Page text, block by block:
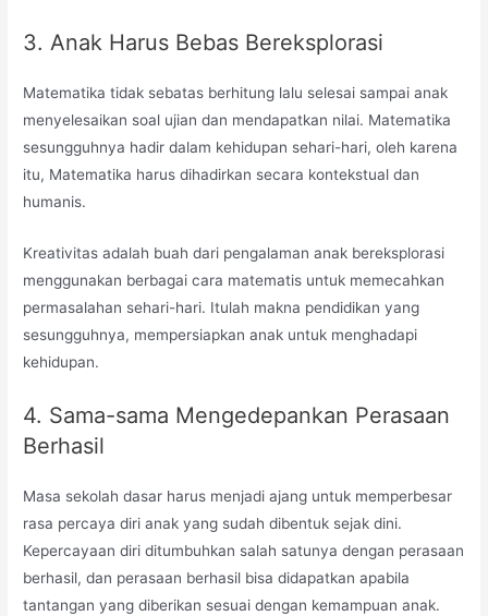
3. Anak Harus Bebas Bereksplorasi
Matematika tidak sebatas berhitung lalu selesai sampai anak
menyelesaikan soal ujian dan mendapatkan nilai. Matematika
sesungguhnya hadir dalam kehidupan sehari-hari, oleh karena
itu, Matematika harus dihadirkan secara kontekstual dan
humanis.
Kreativitas adalah buah dari pengalaman anak bereksplorasi
menggunakan berbagai cara matematis untuk memecahkan
permasalahan sehari-hari. Itulah makna pendidikan yang
sesungguhnya, mempersiapkan anak untuk menghadapi
kehidupan.
4. Sama-sama Mengedepankan Perasaan
Berhasil
Masa sekolah dasar harus menjadi ajang untuk memperbesar
rasa percaya diri anak yang sudah dibentuk sejak dini.
Kepercayaan diri ditumbuhkan salah satunya dengan perasaan
berhasil, dan perasaan berhasil bisa didapatkan apabila
tantangan yang diberikan sesuai dengan kemampuan anak.